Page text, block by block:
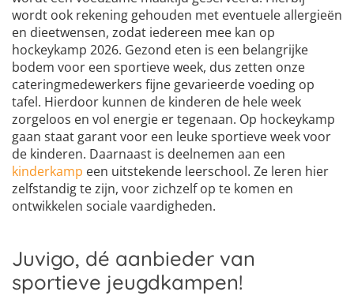
wordt ook rekening gehouden met eventuele allergieën
en dieetwensen, zodat iedereen mee kan op
hockeykamp 2026. Gezond eten is een belangrijke
bodem voor een sportieve week, dus zetten onze
cateringmedewerkers fijne gevarieerde voeding op
tafel. Hierdoor kunnen de kinderen de hele week
zorgeloos en vol energie er tegenaan. Op hockeykamp
gaan staat garant voor een leuke sportieve week voor
de kinderen. Daarnaast is deelnemen aan een
kinderkamp een uitstekende leerschool. Ze leren hier
zelfstandig te zijn, voor zichzelf op te komen en
ontwikkelen sociale vaardigheden.
Juvigo, dé aanbieder van
sportieve jeugdkampen!